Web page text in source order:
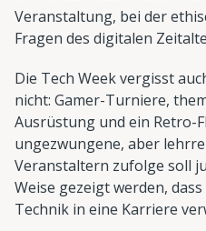
Veranstaltung, bei der
Fragen des digitalen
Die Tech Week vergisst
nicht: Gamer-Turniere,
Ausrüstung und ein Retro-
ungezwungene, aber
Veranstaltern zufolge soll
Weise gezeigt werden,
Technik in eine Karriere